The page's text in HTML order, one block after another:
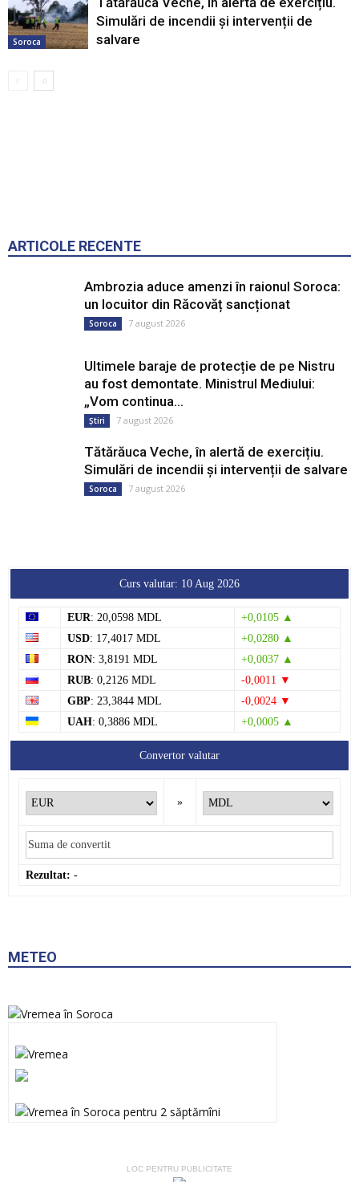
Soroca
Simulări de incendii și intervenții de
salvare
ARTICOLE RECENTE
Ambrozia aduce amenzi în raionul Soroca:
un locuitor din Răcovăț sancționat
Soroca 7 august 2026
Ultimele baraje de protecție de pe Nistru
au fost demontate. Ministrul Mediului:
„Vom continua...
Știri 7 august 2026
Tătărăuca Veche, în alertă de exercițiu.
Simulări de incendii și intervenții de salvare
Soroca 7 august 2026
Curs valutar: 10 Aug 2026
EUR: 20,0598 MDL
+0,0105 ▲
USD: 17,4017 MDL
+0,0280 ▲
RON: 3,8191 MDL
+0,0037 ▲
RUB: 0,2126 MDL
-0,0011 ▼
GBP: 23,3844 MDL
-0,0024 ▼
UAH: 0,3886 MDL +0,0005 ▲
Convertor valutar
»
Rezultat: -
METEO
LOC PENTRU PUBLICITATE